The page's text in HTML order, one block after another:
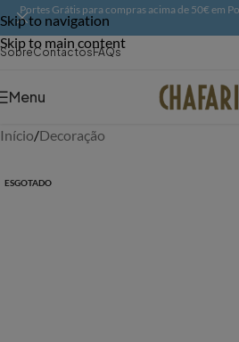
Skip to navigation
Skip to main content
Portes Grátis para compras acima de 50€ em
SobreContactosFAQs
Menu
Início/Decoração
ESGOTADO